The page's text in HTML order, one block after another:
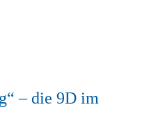
– die 9D im